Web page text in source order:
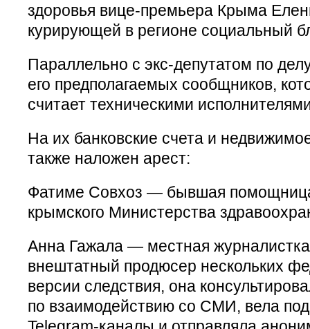
здоровья вице-премьера Крыма
курирующей в регионе социальный
Параллельно с экс-депутатом по
его предполагаемых сообщников,
считает техническими
На их банковские счета и
также наложен арест:
Фатиме Совхоз — бывшая
крымского Министерства
Анна Гажала — местная
внештатный продюсер нескольких
версии следствия, она
по взаимодействию со СМИ, вела